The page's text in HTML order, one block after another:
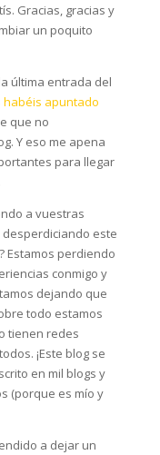
Gracias, gracias y
un poquito
última entrada del
habéis apuntado
que no
Y eso me apena
para llegar
a vuestras
este
Estamos perdiendo
conmigo y
dejando que
todo estamos
tienen redes
¡Este blog se
en mil blogs y
(porque es mío y
a dejar un